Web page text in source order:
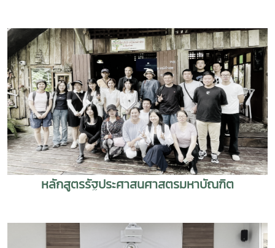
หลักสูตรรัฐประศาสนศาสตรมหาบัณฑิต